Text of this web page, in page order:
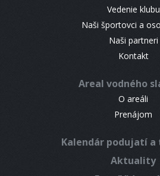
Vedenie klubu
Naši športovci a
Naši partneri
Kontakt
Areal vodného
O areáli
Prenájom
Kalendár podujatí
Aktuality